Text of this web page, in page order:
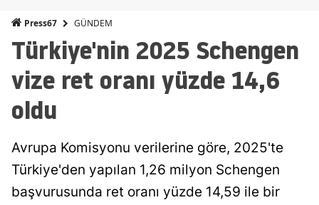
Press67 GÜNDEM
Türkiye'nin 2025 Schengen
vize ret oranı yüzde 14,6
oldu
Avrupa Komisyonu verilerine göre, 2025'te
Türkiye'den yapılan 1,26 milyon Schengen
başvurusunda ret oranı yüzde 14,59 ile bir